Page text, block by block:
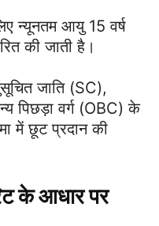
न्यूनतम आयु 15 वर्ष
की जाती है।
जाति (SC),
पिछड़ा वर्ग (OBC) के
में छूट प्रदान की
के आधार पर